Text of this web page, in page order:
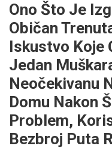
Ono Što Je
Običan
Iskustvo Koje
Jedan
Neočekivanu
Domu Nakon
Problem,
Bezbroj Puta